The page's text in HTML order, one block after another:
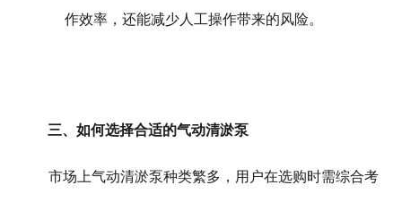
作效率，还能减少人工操作带来的风险。
三、如何选择合适的气动清淤泵
市场上气动清淤泵种类繁多，用户在选购时需综合考